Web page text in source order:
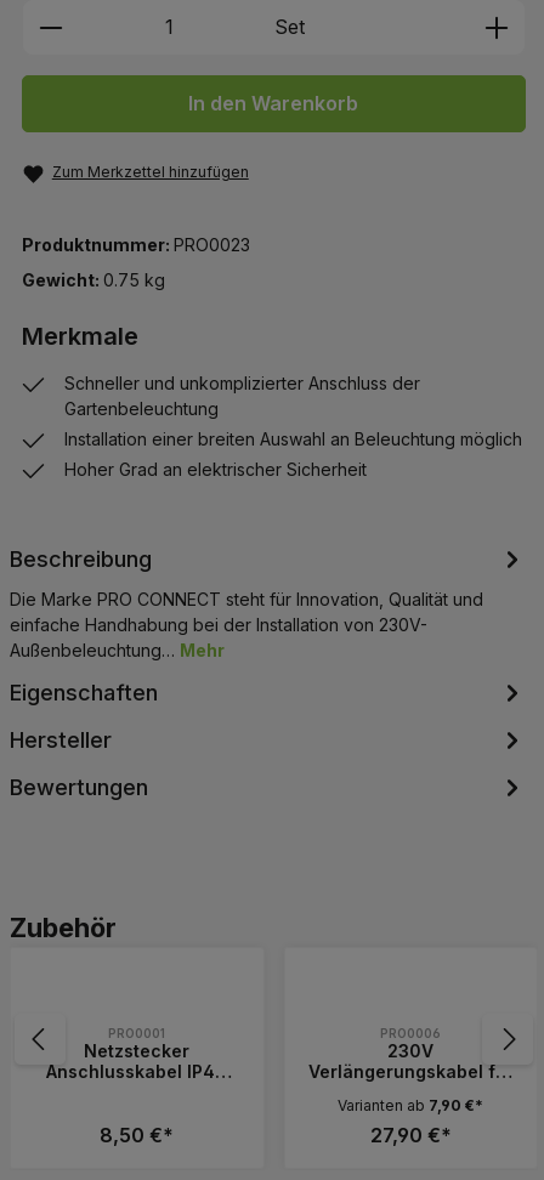
Produkt Anzahl: Gib den
Set
In den Warenkorb
Zum Merkzettel hinzufügen
Produktnummer: PRO0023
Gewicht: 0.75 kg
Merkmale
Schneller und unkomplizierter Anschluss der
Gartenbeleuchtung
Installation einer breiten Auswahl an Beleuchtung möglich
Hoher Grad an elektrischer Sicherheit
Beschreibung
Die Marke PRO CONNECT steht für Innovation, Qualität und
einfache Handhabung bei der Installation von 230V-
Außenbeleuchtung… Mehr
Eigenschaften
Hersteller
Bewertungen
Produktgalerie überspringen
Zubehör
PRO0001
Netzstecker
Anschlusskabel IP44
8,50 €*
PRO0006
230V
Verlängerungskabel für
PRO CONNECT
Varianten ab 7,90 €*
27,90 €*